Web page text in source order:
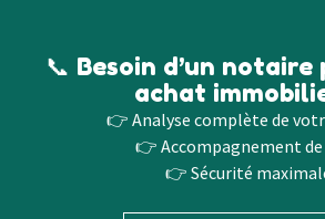
📞 Besoin d’un
achat
👉 Analyse complète de
👉 Accompagnement de
👉 Sécurité